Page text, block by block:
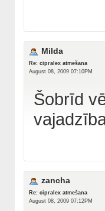
Milda
Re: cipralex atmešana
August 08, 2009 07:10PM
Šobrīd
zancha
Re: cipralex atmešana
August 08, 2009 07:12PM